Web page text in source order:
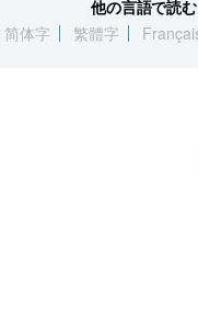
他の言語で読む
简体字 繁體字